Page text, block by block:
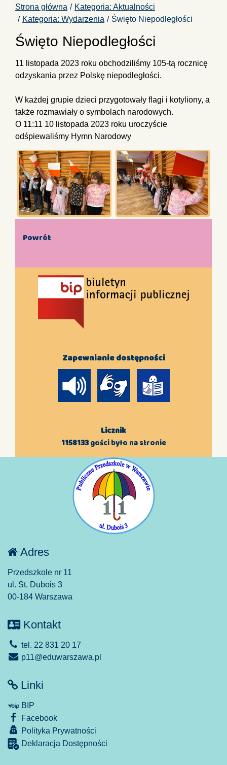
Strona główna
Kategoria: Aktualności
Kategoria: Wydarzenia
Święto Niepodległości
Święto Niepodległości
11 listopada 2023 roku obchodziliśmy 105-tą rocznicę
odzyskania przez Polskę niepodległości.
W każdej grupie dzieci przygotowały flagi i kotyliony, a
także rozmawiały o symbolach narodowych.
O 11:11 10 listopada 2023 roku uroczyście
odśpiewaliśmy Hymn Narodowy
Powrót
Zapewnianie dostępności
Licznik
1158133gości było na stronie
Adres
Przedszkole nr 11
ul. St. Dubois 3
00-184 Warszawa
Kontakt
tel. 22 831 20 17
p11@eduwarszawa.pl
Linki
BIP
Facebook
Polityka Prywatności
Deklaracja Dostępności